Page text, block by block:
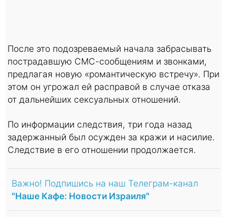
После это подозреваемый начала забрасывать
пострадавшую СМС-сообщениям и звонками,
предлагая новую «романтическую встречу». При
этом он угрожал ей расправой в случае отказа
от дальнейших сексуальных отношений.
По информации следствия, три года назад
задержанный был осужден за кражи и насилие.
Следствие в его отношении продолжается.
Важно! Подпишись на наш Телеграм-канал
"Наше Кафе: Новости Израиля"